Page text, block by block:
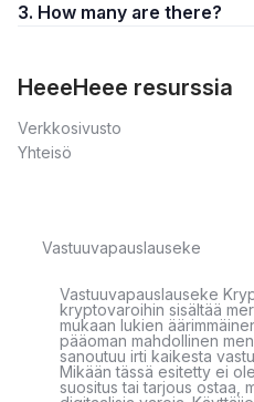
3. How many are there?
HeeeHeee resurssia
Verkkosivusto
Yhteisö
Vastuuvapauslauseke
Vastuuvapauslauseke
kryptovaroihin sisältää
mukaan lukien
pääoman mahdollinen
sanoutuu irti kaikesta
Mikään tässä esitetty ei
suositus tai tarjous ostaa,